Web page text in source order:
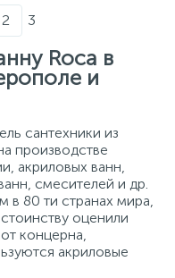
2 3
Roca в
и
сантехники из
производстве
акриловых ванн,
смесителей и др.
в 80 ти странах мира,
оценили
концерна,
акриловые